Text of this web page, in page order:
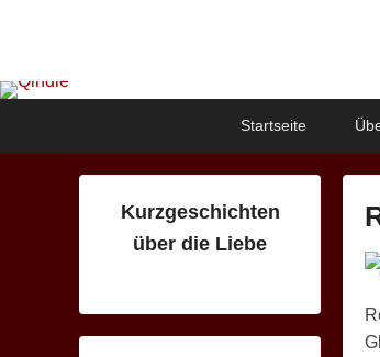
Startseite
P
s
t
Kurzgeschichten
über die Liebe